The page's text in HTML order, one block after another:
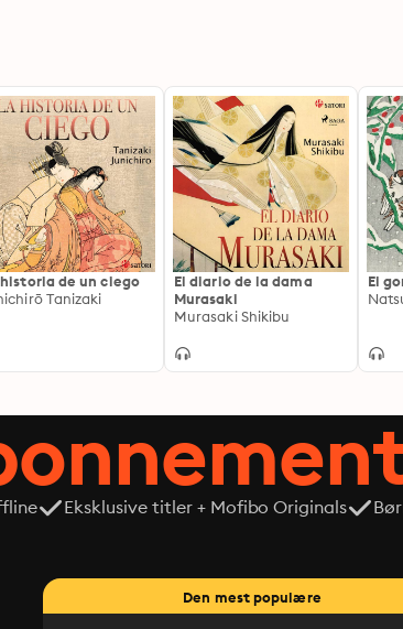
historia de un ciego
Tanizaki
El diario de la dama
Murasaki
Murasaki Shikibu
El
Eksklusive titler + Mofibo Originals
Den mest populære